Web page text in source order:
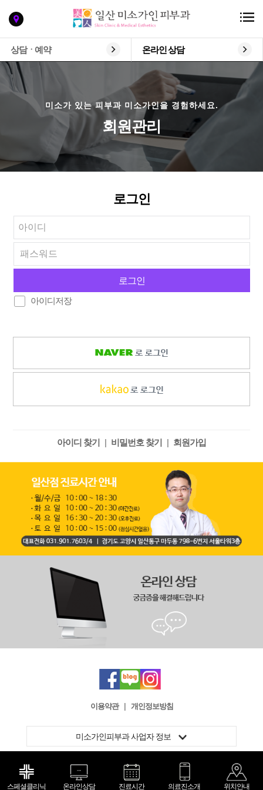
상담ㆍ예약 온라인 상담
미소가 있는 피부과 미소가인을 경험하세요.
회원관리
로그인
로그인
아이디저장
아이디 찾기 | 비밀번호 찾기 | 회원가입
스페셜클리닉 온라인상담 진료시간 의료진소개 위치안내
이용약관| 개인정보방침
미소가인피부과 사업자 정보